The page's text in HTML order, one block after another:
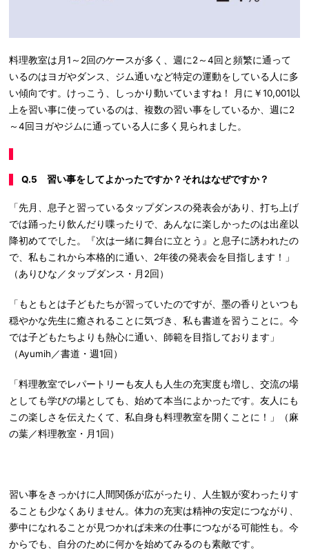
料理教室は月1～2回のケースが多く、週に2～4回と頻繁に通って
いるのはヨガやダンス、ジム通いなど特定の運動をしている人に多
い傾向です。けっこう、しっかり動いていますね！ 月に￥10,001以
上を習い事に使っているのは、複数の習い事をしているか、週に2
～4回ヨガやジムに通っている人に多く見られました。
Q.5 習い事をしてよかったですか？それはなぜですか？
「先月、息子と習っているタップダンスの発表会があり、打ち上げ
では踊ったり飲んだり喋ったりで、あんなに楽しかったのは出産以
降初めてでした。『次は一緒に舞台に立とう』と息子に誘われたの
で、私もこれから本格的に通い、2年後の発表会を目指します！」
（ありひな／タップダンス・月2回）
「もともとは子どもたちが習っていたのですが、墨の香りといつも
穏やかな先生に癒されることに気づき、私も書道を習うことに。今
では子どもたちよりも熱心に通い、師範を目指しております」
（Ayumih／書道・週1回）
「料理教室でレパートリーも友人も人生の充実度も増し、交流の場
としても学びの場としても、始めて本当によかったです。友人にも
この楽しさを伝えたくて、私自身も料理教室を開くことに！」（麻
の葉／料理教室・月1回）
習い事をきっかけに人間関係が広がったり、人生観が変わったりす
ることも少なくありません。体力の充実は精神の安定につながり、
夢中になれることが見つかれば未来の仕事につながる可能性も。今
からでも、自分のために何かを始めてみるのも素敵です。